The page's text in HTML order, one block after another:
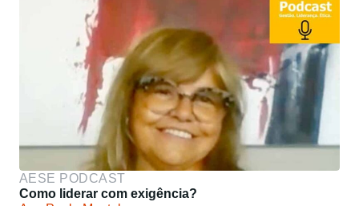
AESE PODCAST
Como liderar com exigência?